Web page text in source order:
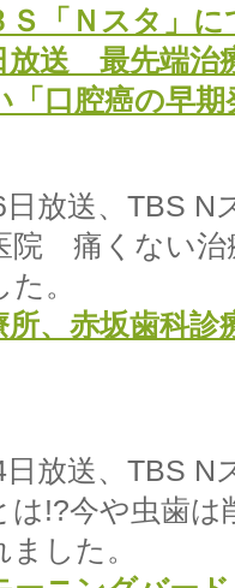
Ｓ「Ｎスタ」
放送 最先端治
「口腔癌の早
日放送、TBS
院 痛くない治
。
所、赤坂歯科
放送、TBS N
は!?今や虫歯
した。